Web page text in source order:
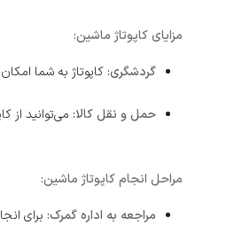
مزایای کاپوتاژ ماشین:
گردشگری:کاپوتاژ به شما
حمل و نقل کالا: می‌توانید از
مراحل انجام کاپوتاژ ماشین:
مراجعه به اداره گمرک: برای